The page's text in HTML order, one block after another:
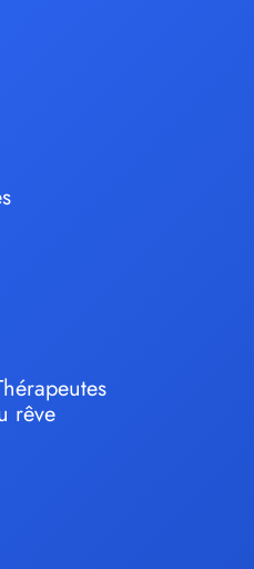
rêve